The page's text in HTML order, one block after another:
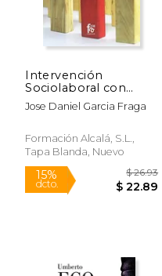
40%
dcto. $
Intervención
Sociolaboral con
Colectivos en Riesgo
de [Próxima
Jose Daniel Garcia Fraga
Formación Alcalá, S.L.,
Tapa Blanda, Nuevo